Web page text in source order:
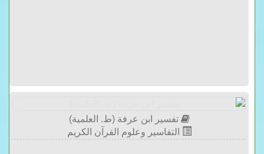
تفسير ابن عرفة (ط. العلمية)
التفاسير وعلوم القرآن الكريم